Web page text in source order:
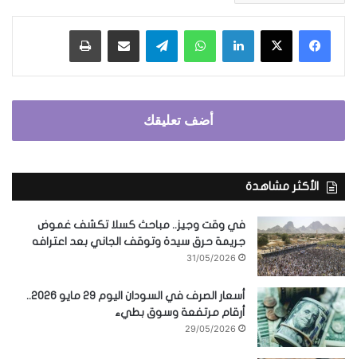
فيسبوك ‫X لينكدإن واتساب تيلقرام مشاركة عبر البريد طباعة
أضف تعليقك
الأكثر مشاهدة
في وقت وجيز.. مباحث كسلا تكشف غموض
جريمة حرق سيدة وتوقف الجاني بعد اعترافه
31/05/2026
أسعار الصرف في السودان اليوم 29 مايو 2026..
أرقام مرتفعة وسوق بطيء
29/05/2026